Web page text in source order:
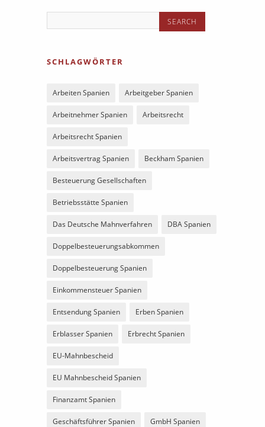
SCHLAGWÖRTER
Arbeiten Spanien Arbeitgeber Spanien
Arbeitnehmer Spanien Arbeitsrecht
Arbeitsrecht Spanien
Arbeitsvertrag Spanien Beckham Spanien
Besteuerung Gesellschaften
Betriebsstätte Spanien
Das Deutsche Mahnverfahren DBA Spanien
Doppelbesteuerungsabkommen
Doppelbesteuerung Spanien
Einkommensteuer Spanien
Entsendung Spanien Erben Spanien
Erblasser Spanien Erbrecht Spanien
EU-Mahnbescheid
EU Mahnbescheid Spanien
Finanzamt Spanien
Geschäftsführer Spanien GmbH Spanien